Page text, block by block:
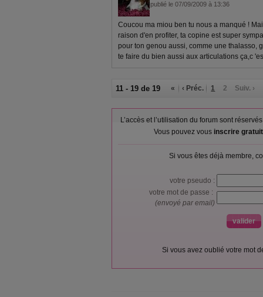
publié le 07/09/2009 à 13:36
Coucou ma miou ben tu nous a manqué !
raison d'en profiter, ta copine est super
pour ton genou aussi, comme une thalasso,
te faire du bien aussi aux articulations ça,c
11 - 19 de 19 « ‹ Préc. 1 2 Suiv. ›
L’accès et l’utilisation du forum sont
Vous pouvez vous inscrire
Si vous êtes déjà membre,
votre pseudo :
votre mot de passe :
(envoyé par email)
Si vous avez oublié votre mot